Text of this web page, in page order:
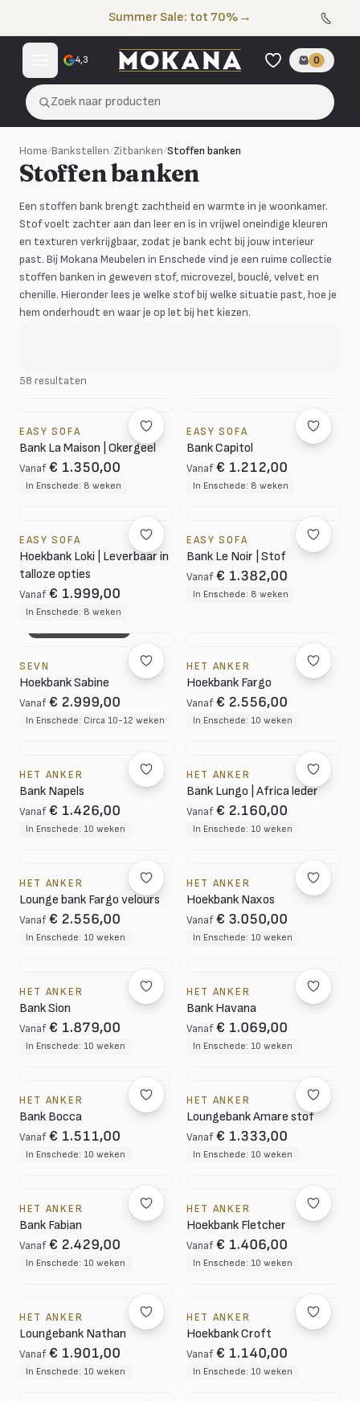
Summer Sale: tot 70% →
4,3 0
Zoek naar producten
Home/Bankstellen/Zitbanken/Stoffen banken
Stoffen banken
Een stoffen bank brengt zachtheid en warmte in je woonkamer.
Stof voelt zachter aan dan leer en is in vrijwel oneindige kleuren
en texturen verkrijgbaar, zodat je bank echt bij jouw interieur
past. Bij Mokana Meubelen in Enschede vind je een ruime collectie
stoffen banken in geweven stof, microvezel, bouclé, velvet en
chenille. Hieronder lees je welke stof bij welke situatie past, hoe je
hem onderhoudt en waar je op let bij het kiezen.
58 resultaten
EASY SOFA
Bank La Maison | Okergeel
Vanaf € 1.350,00
In Enschede: 8 weken
EASY SOFA
Bank Capitol
Vanaf € 1.212,00
In Enschede: 8 weken
EASY SOFA
Hoekbank Loki | Leverbaar in
talloze opties
Vanaf € 1.999,00
In Enschede: 8 weken
EASY SOFA
Bank Le Noir | Stof
Vanaf € 1.382,00
In Enschede: 8 weken
SEVN
Hoekbank Sabine
Vanaf € 2.999,00
In Enschede: Circa 10-12 weken
HET ANKER
Hoekbank Fargo
Vanaf € 2.556,00
In Enschede: 10 weken
HET ANKER
Bank Napels
Vanaf € 1.426,00
In Enschede: 10 weken
HET ANKER
Bank Lungo | Africa leder
Vanaf € 2.160,00
In Enschede: 10 weken
HET ANKER
Lounge bank Fargo velours
Vanaf € 2.556,00
In Enschede: 10 weken
HET ANKER
Hoekbank Naxos
Vanaf € 3.050,00
In Enschede: 10 weken
HET ANKER
Bank Sion
Vanaf € 1.879,00
In Enschede: 10 weken
HET ANKER
Bank Havana
Vanaf € 1.069,00
In Enschede: 10 weken
HET ANKER
Bank Bocca
Vanaf € 1.511,00
In Enschede: 10 weken
HET ANKER
Loungebank Amare stof
Vanaf € 1.333,00
In Enschede: 10 weken
HET ANKER
Bank Fabian
Vanaf € 2.429,00
In Enschede: 10 weken
HET ANKER
Hoekbank Fletcher
Vanaf € 1.406,00
In Enschede: 10 weken
HET ANKER
Loungebank Nathan
Vanaf € 1.901,00
In Enschede: 10 weken
HET ANKER
Hoekbank Croft
Vanaf € 1.140,00
In Enschede: 10 weken